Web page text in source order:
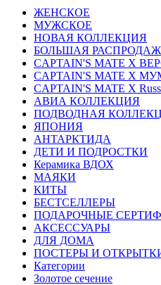
ЖЕНСКОЕ
МУЖСКОЕ
НОВАЯ КОЛЛЕКЦИЯ
БОЛЬШАЯ
CAPTAIN'S MATE X
CAPTAIN'S MATE Х
CAPTAIN'S MATE X
АВИА КОЛЛЕКЦИЯ
ПОДВОДНАЯ
ЯПОНИЯ
АНТАРКТИДА
ДЕТИ И ПОДРОСТКИ
Керамика ВДОХ
МАЯКИ
КИТЫ
БЕСТСЕЛЛЕРЫ
ПОДАРОЧНЫЕ
АКСЕССУАРЫ
ДЛЯ ДОМА
ПОСТЕРЫ И
Категории
Золотое сечение